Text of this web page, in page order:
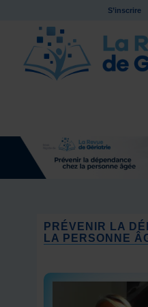
S’inscrire
PRÉVENIR LA
LA PERSONNE